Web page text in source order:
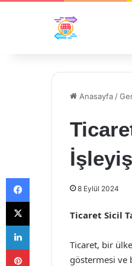
Anasayfa /
8 Eylül 2024
Ticaret Sicil
Ticaret, bir
göstermesi ve
Facebook
X
LinkedIn
Pinterest